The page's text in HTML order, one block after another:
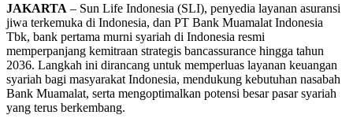
JAKARTA – Sun Life Indonesia (SLI), penyedia layanan asuransi
jiwa terkemuka di Indonesia, dan PT Bank Muamalat Indonesia
Tbk, bank pertama murni syariah di Indonesia resmi
memperpanjang kemitraan strategis bancassurance hingga tahun
2036. Langkah ini dirancang untuk memperluas layanan keuangan
syariah bagi masyarakat Indonesia, mendukung kebutuhan nasabah
Bank Muamalat, serta mengoptimalkan potensi besar pasar syariah
yang terus berkembang.